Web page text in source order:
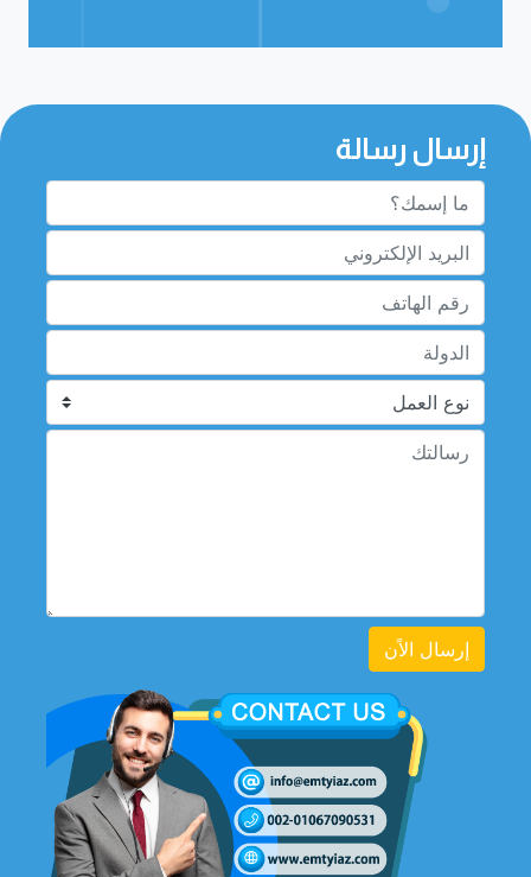
إرسال رسالة
إرسال الاًن